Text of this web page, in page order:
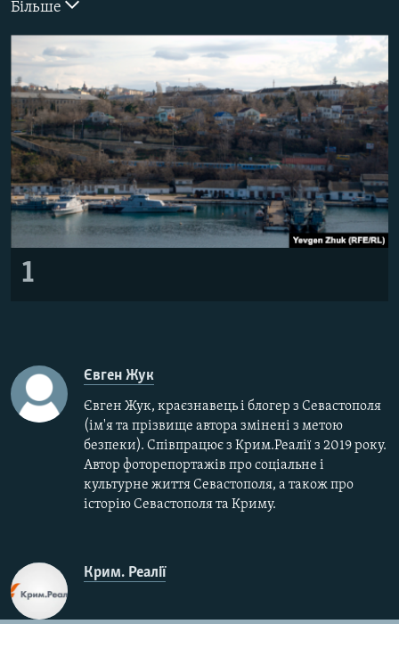
СВІДЧЕННЯ ОКУПАЦІЇ
УКРАЇНСЬКА ПРОБЛЕМА КРИМУ
ІНФОГРАФІКА
Русский
Qırımtatar
ДОЛУЧАЙСЯ!
Усі сайти RFE/RL
Більше
1
Євген Жук
Євген Жук, краєзнавець і блогер з Севастополя
(ім'я та прізвище автора змінені з метою
безпеки). Співпрацює з Крим.Реалії з 2019 року.
Автор фоторепортажів про соціальне і
культурне життя Севастополя, а також про
історію Севастополя та Криму.
Крим. Реалії